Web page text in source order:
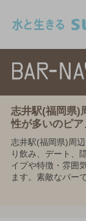
志井駅(福岡県)
性が多いのピア
志井駅(福岡県)周
り飲み、デート、
イプや特徴・雰囲
ます。素敵なバー